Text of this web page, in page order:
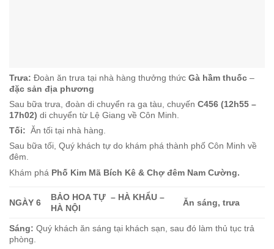
Trưa: Đoàn ăn trưa tại nhà hàng thưởng thức Gà hầm thuốc –
đặc sản địa phương
Sau bữa trưa, đoàn di chuyển ra ga tàu, chuyến C456 (12h55 –
17h02) di chuyển từ Lệ Giang về Côn Minh.
Tối: Ăn tối tại nhà hàng.
Sau bữa tối, Quý khách tự do khám phá thành phố Côn Minh về
đêm.
Khám phá Phố Kim Mã Bích Kê & Chợ đêm Nam Cường.
NGÀY 6
BẢO HOA TỰ – HÀ KHẨU –
HÀ NỘI
Ăn sáng, trưa
Sáng: Quý khách ăn sáng tại khách sạn, sau đó làm thủ tục trả
phòng.